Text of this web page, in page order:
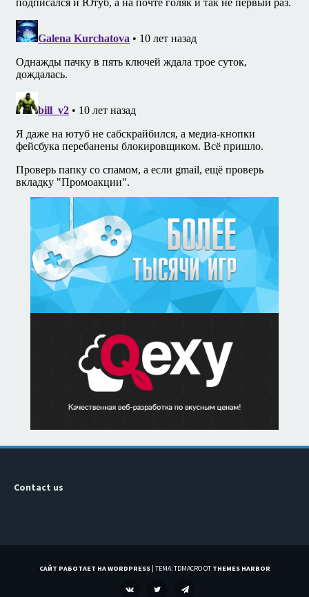
Contact us
САЙТ РАБОТАЕТ НА WORDPRESS | ТЕМА: TDMACRO ОТ THEMES HARBOR
TWITTER